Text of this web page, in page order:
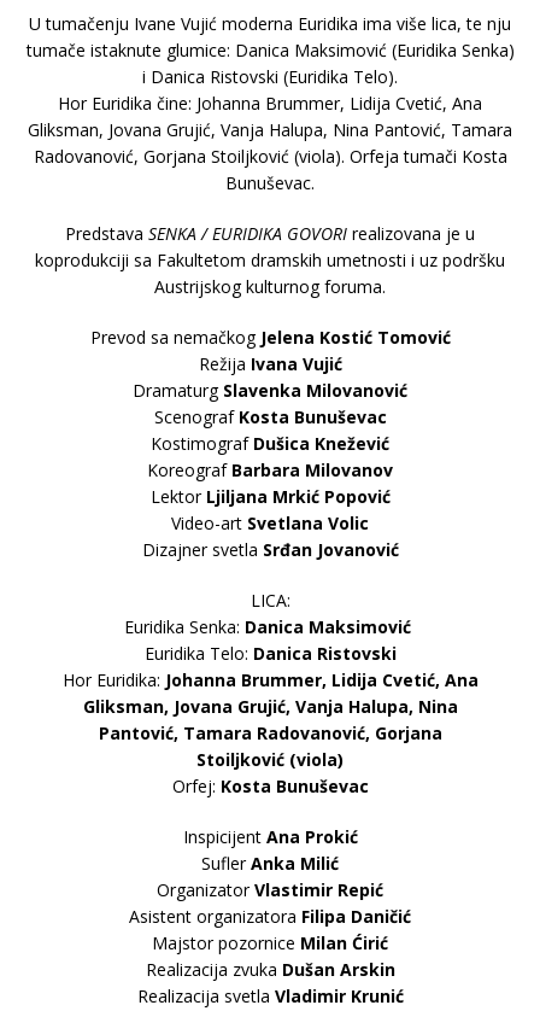
U tumačenju Ivane Vujić moderna Euridika ima više lica, te nju
tumače istaknute glumice: Danica Maksimović (Euridika Senka)
i Danica Ristovski (Euridika Telo).
Hor Euridika čine: Johanna Brummer, Lidija Cvetić, Ana
Gliksman, Jovana Grujić, Vanja Halupa, Nina Pantović, Tamara
Radovanović, Gorjana Stoiljković (viola). Orfeja tumači Kosta
Bunuševac.
Predstava SENKA / EURIDIKA GOVORI realizovana je u
koprodukciji sa Fakultetom dramskih umetnosti i uz podršku
Austrijskog kulturnog foruma.
Prevod sa nemačkog Jelena Kostić Tomović
Režija Ivana Vujić
Dramaturg Slavenka Milovanović
Scenograf Kosta Bunuševac
Kostimograf Dušica Knežević
Koreograf Barbara Milovanov
Lektor Ljiljana Mrkić Popović
Video-art Svetlana Volic
Dizajner svetla Srđan Jovanović
LICA:
Euridika Senka: Danica Maksimović
Euridika Telo: Danica Ristovski
Hor Euridika: Johanna Brummer, Lidija Cvetić, Ana
Gliksman, Jovana Grujić, Vanja Halupa, Nina
Pantović, Tamara Radovanović, Gorjana
Stoiljković (viola)
Orfej: Kosta Bunuševac
Inspicijent Ana Prokić
SuflerAnka Milić
OrganizatorVlastimir Repić
Asistent organizatora Filipa Daničić
Majstor pozornice Milan Ćirić
Realizacija zvuka Dušan Arskin
Realizacija svetla Vladimir Krunić